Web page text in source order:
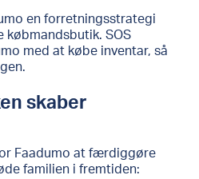
en forretningsstrategi
købmandsbutik. SOS
med at købe inventar, så
skaber
Faadumo at færdiggøre
familien i fremtiden: